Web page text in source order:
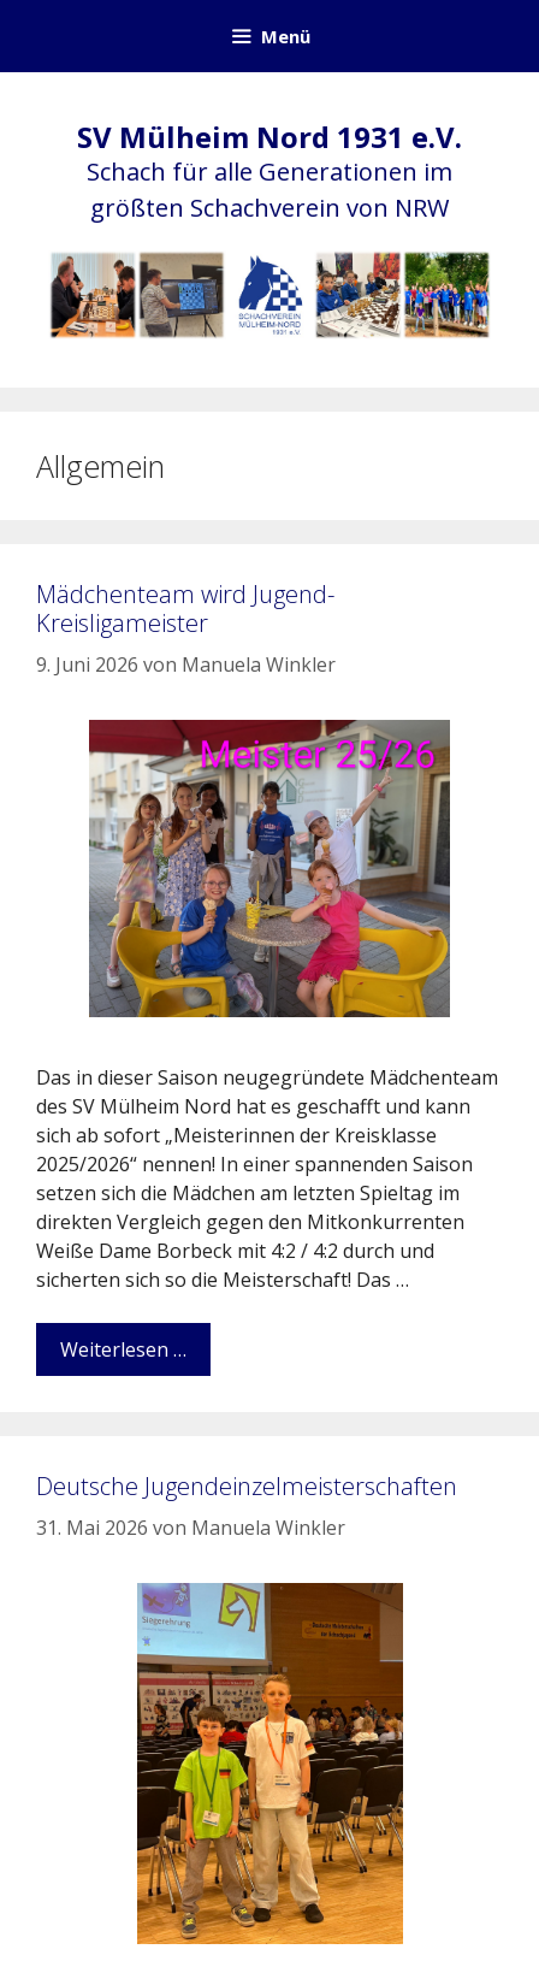
springen
Menü
SV Mülheim Nord 1931 e.V.
Schach für alle Generationen im
größten Schachverein von NRW
Allgemein
Mädchenteam wird Jugend-
Kreisligameister
9. Juni 2026 von Manuela Winkler
Das in dieser Saison neugegründete Mädchenteam
des SV Mülheim Nord hat es geschafft und kann
sich ab sofort „Meisterinnen der Kreisklasse
2025/2026“ nennen! In einer spannenden Saison
setzen sich die Mädchen am letzten Spieltag im
direkten Vergleich gegen den Mitkonkurrenten
Weiße Dame Borbeck mit 4:2 / 4:2 durch und
sicherten sich so die Meisterschaft! Das …
Weiterlesen …
Deutsche Jugendeinzelmeisterschaften
31. Mai 2026 von Manuela Winkler